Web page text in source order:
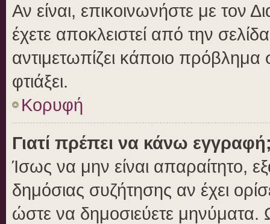
Αν είναι, επικοινωνήστε με τον
έχετε αποκλειστεί από την
αντιμετωπίζει κάποιο πρόβλημα
φτιάξει.
Κορυφή
Γιατί πρέπει να κάνω
Ίσως να μην είναι απαραίτητο,
δημόσιας συζήτησης αν έχει
ώστε να δημοσιεύετε μηνύματα.